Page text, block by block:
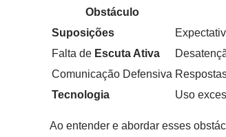
Obstáculo
Suposições
Falta de Escuta Ativa
Comunicação Defensiva
Tecnologia
Uso
Ao entender e abordar esses